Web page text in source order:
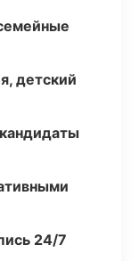
детский
24/7